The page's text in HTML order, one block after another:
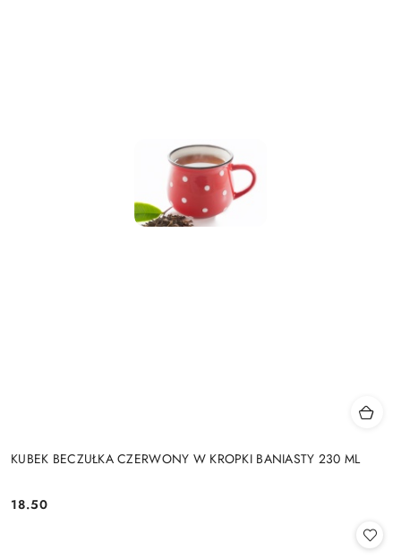
KUBEK BECZUŁKA CZERWONY W KROPKI BANIASTY 230 ML
Cena:
18.50